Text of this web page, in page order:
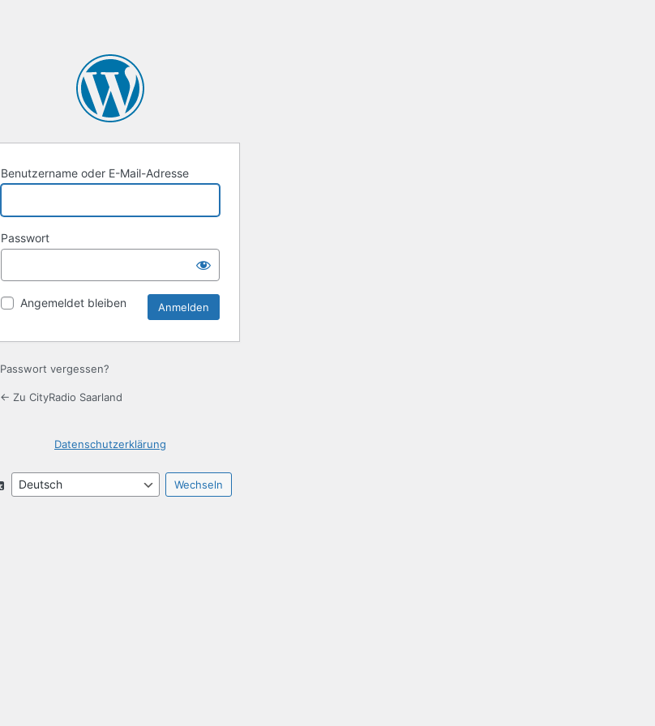
Benutzername oder E-Mail-Adresse
Passwort
Angemeldet bleiben
Passwort vergessen?
← Zu CityRadio Saarland
Datenschutzerklärung
Sprache